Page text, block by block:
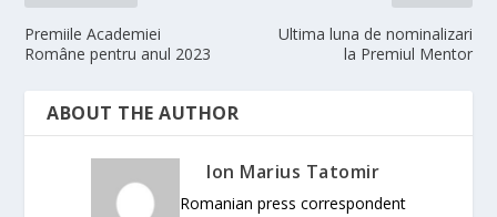
Premiile Academiei
Române pentru anul 2023
Ultima luna de nominalizari
la Premiul Mentor
ABOUT THE AUTHOR
Ion Marius Tatomir
Romanian press correspondent